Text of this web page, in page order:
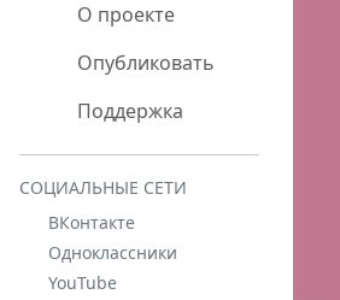
О проекте
Опубликовать
Поддержка
СОЦИАЛЬНЫЕ СЕТИ
ВКонтакте
Одноклассники
YouTube